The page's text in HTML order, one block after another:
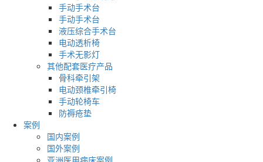
手动手术台
手动手术台
液压综合手术台
电动透析椅
手术无影灯
其他配套医疗产品
骨科牵引架
电动颈椎牵引椅
手动轮椅车
防褥疮垫
案例
国内案例
国外案例